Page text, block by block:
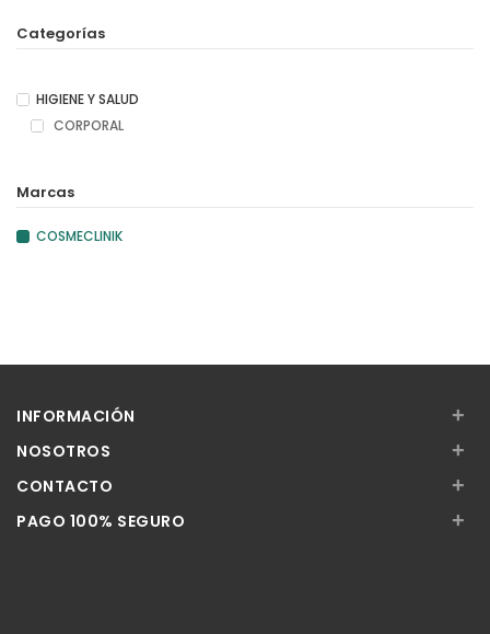
Categorías
HIGIENE Y SALUD
CORPORAL
Marcas
COSMECLINIK
INFORMACIÓN +
NOSOTROS +
CONTACTO +
PAGO 100% SEGURO +